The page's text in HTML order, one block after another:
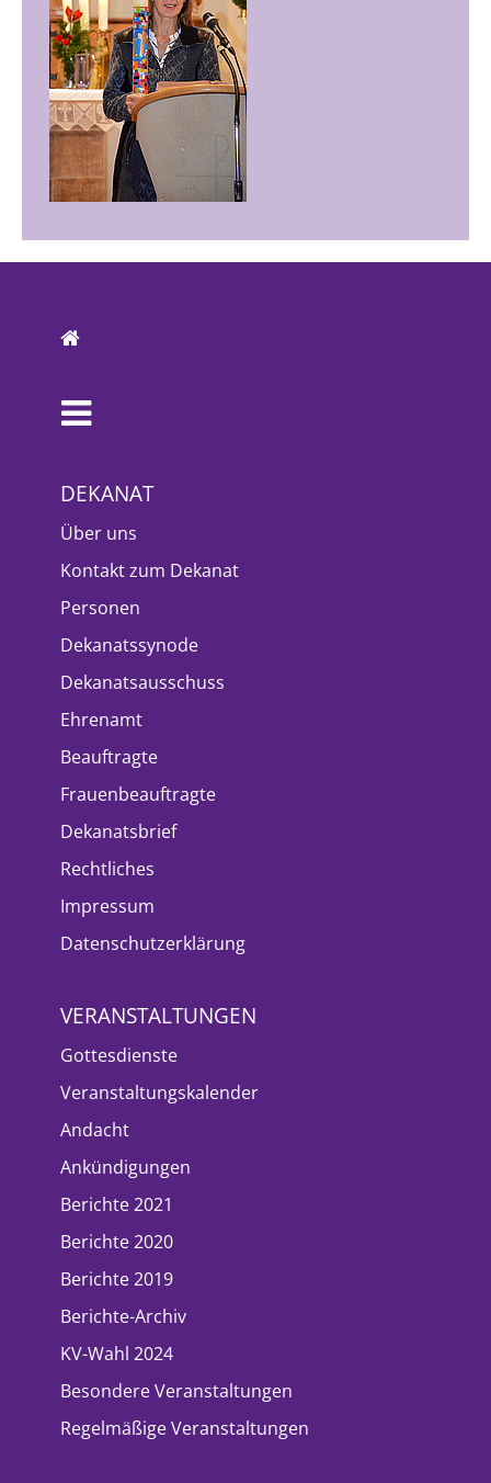
DEKANAT
Über uns
Kontakt zum Dekanat
Personen
Dekanatssynode
Dekanatsausschuss
Ehrenamt
Beauftragte
Frauenbeauftragte
Dekanatsbrief
Rechtliches
Impressum
Datenschutzerklärung
VERANSTALTUNGEN
Gottesdienste
Veranstaltungskalender
Andacht
Ankündigungen
Berichte 2021
Berichte 2020
Berichte 2019
Berichte-Archiv
KV-Wahl 2024
Besondere Veranstaltungen
Regelmäßige Veranstaltungen